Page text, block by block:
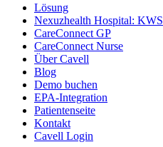
Lösung
Nexuzhealth Hospital: KWS
CareConnect GP
CareConnect Nurse
Über Cavell
Blog
Demo buchen
EPA-Integration
Patientenseite
Kontakt
Cavell Login